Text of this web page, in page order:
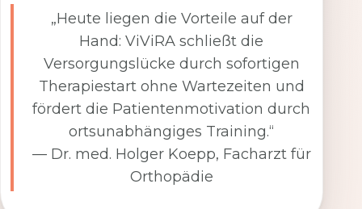
„Heute liegen die Vorteile auf der
Hand: ViViRA schließt die
Versorgungslücke durch sofortigen
Therapiestart ohne Wartezeiten und
fördert die Patientenmotivation durch
ortsunabhängiges Training.“
— Dr. med. Holger Koepp, Facharzt für
Orthopädie